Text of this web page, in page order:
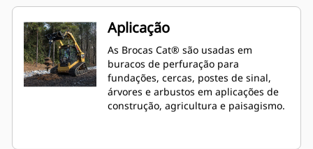
Aplicação
As Brocas Cat® são usadas em
buracos de perfuração para
fundações, cercas, postes de sinal,
árvores e arbustos em aplicações de
construção, agricultura e paisagismo.